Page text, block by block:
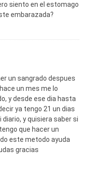
siento en el estomago
embarazada?
un sangrado despues
un mes me lo
y desde ese dia hasta
ya tengo 21 un dias
y quisiera saber si
que hacer un
este metodo ayuda
gracias